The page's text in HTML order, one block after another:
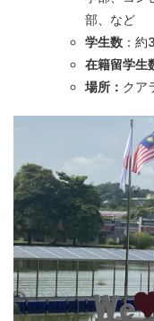
部、など
学生数 ：約
在籍留学生
場所： クア